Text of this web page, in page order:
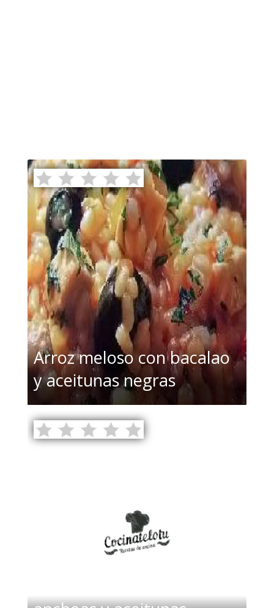
Arroz meloso con bacalao
y aceitunas negras